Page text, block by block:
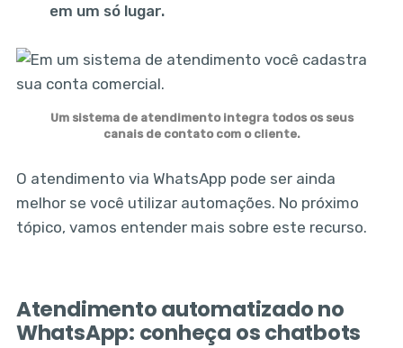
em um só lugar.
Um sistema de atendimento integra todos os seus
canais de contato com o cliente.
O atendimento via WhatsApp pode ser ainda
melhor se você utilizar automações. No próximo
tópico, vamos entender mais sobre este recurso.
Atendimento automatizado no
WhatsApp: conheça os chatbots